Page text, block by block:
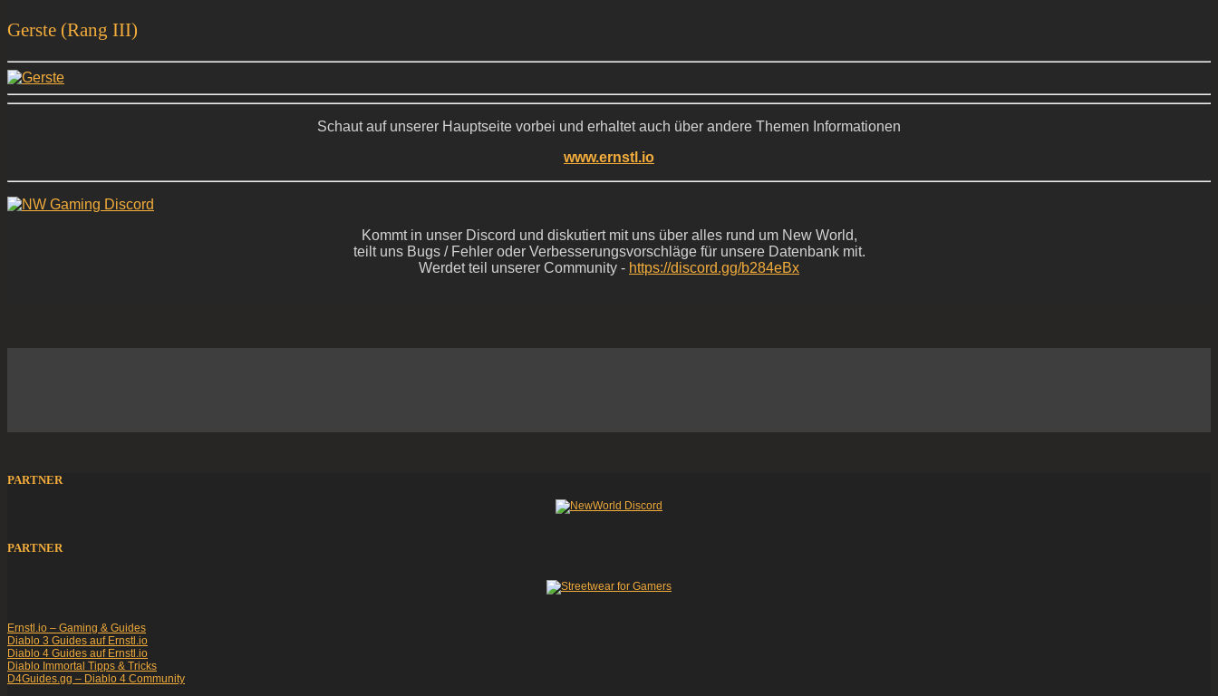
Gerste (Rang III)
Schaut auf unserer Hauptseite vorbei und erhaltet auch über andere Themen Informationen
www.ernstl.io
Kommt in unser Discord und diskutiert mit uns über alles rund um New World,
teilt uns Bugs / Fehler oder Verbesserungsvorschläge für unsere Datenbank mit.
Werdet teil unserer Community - https://discord.gg/b284eBx
PARTNER
PARTNER
Ernstl.io – Gaming & Guides
Diablo 3 Guides auf Ernstl.io
Diablo 4 Guides auf Ernstl.io
Diablo Immortal Tipps & Tricks
D4Guides.gg – Diablo 4 Community